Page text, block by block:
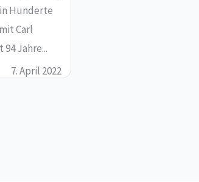
Hunderte
Carl
Jahre...
7. April 2022